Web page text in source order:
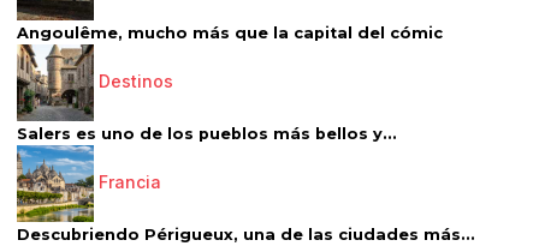
Angoulême, mucho más que la capital del cómic
Destinos
Salers es uno de los pueblos más bellos y...
Francia
Descubriendo Périgueux, una de las ciudades más...